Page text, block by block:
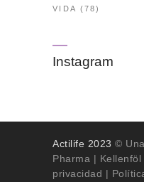
VIDA (78)
Instagram
Actilife 2023 ©
Pharma | Kellenföl
privacidad |